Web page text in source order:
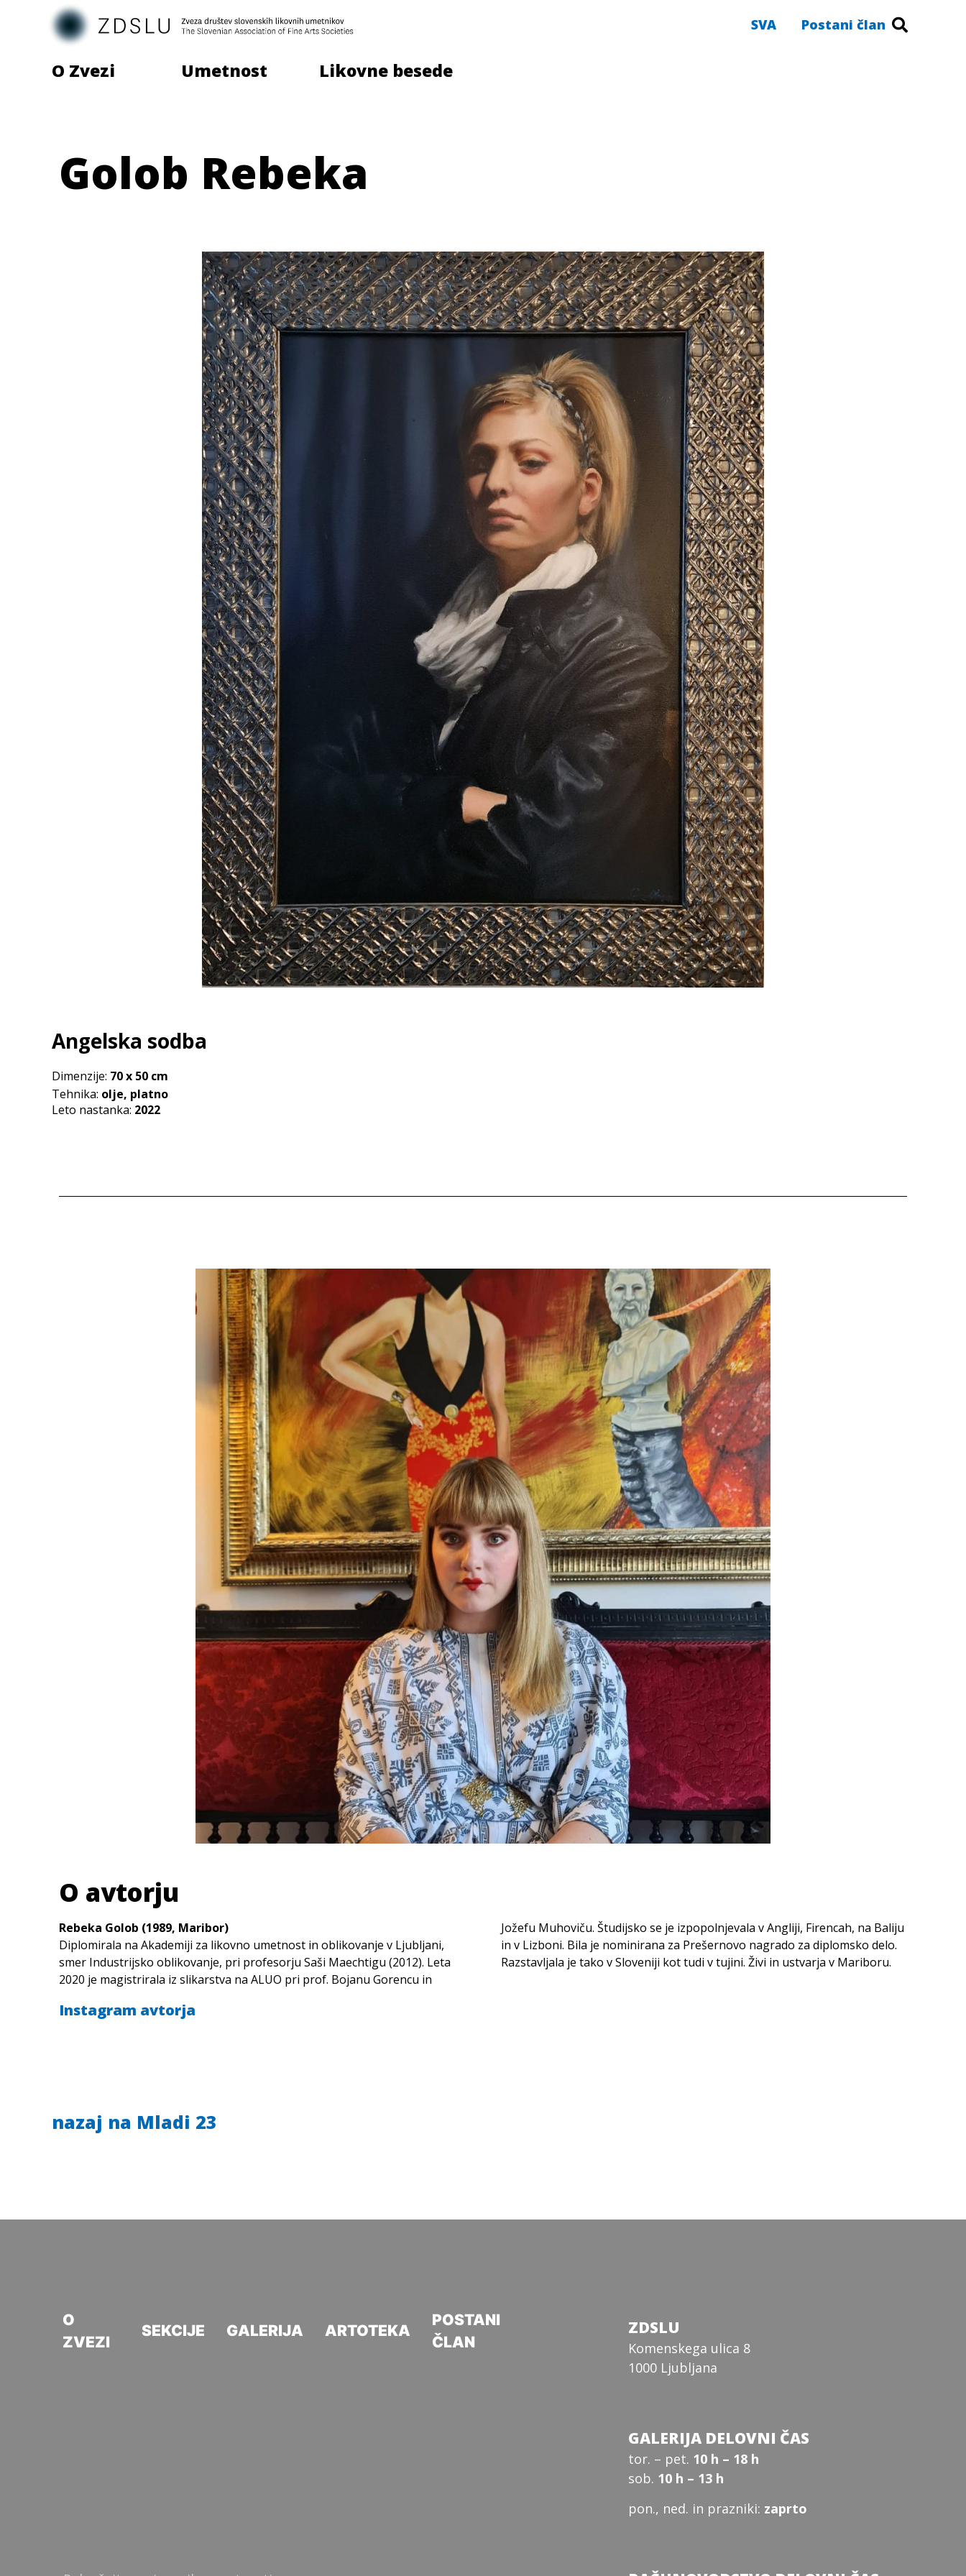
SVA Postani član
O Zvezi Umetnost Likovne besede
Golob Rebeka
Angelska sodba
Dimenzije: 70 x 50 cm
Tehnika: olje, platno
Leto nastanka: 2022
O avtorju
Rebeka Golob (1989, Maribor)
Diplomirala na Akademiji za likovno umetnost in oblikovanje v Ljubljani,
smer Industrijsko oblikovanje, pri profesorju Saši Maechtigu (2012). Leta
2020 je magistrirala iz slikarstva na ALUO pri prof. Bojanu Gorencu in
Jožefu Muhoviču. Študijsko se je izpopolnjevala v Angliji, Firencah, na Baliju
in v Lizboni. Bila je nominirana za Prešernovo nagrado za diplomsko delo.
Razstavljala je tako v Sloveniji kot tudi v tujini. Živi in ustvarja v Mariboru.
Instagram avtorja
nazaj na Mladi 23
O
ZVEZI
SEKCIJE GALERIJA ARTOTEKA
POSTANI
ČLAN
ZDSLU
Komenskega ulica 8
1000 Ljubljana
GALERIJA DELOVNI ČAS
tor. – pet. 10 h – 18 h
sob. 10 h – 13 h
pon., ned. in prazniki: zaprto